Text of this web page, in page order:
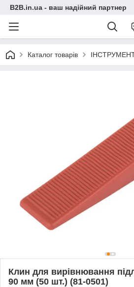
B2B.in.ua - ваш надійний партнер
Каталог товарів
Клин для вирівнювання
90 мм (50 шт.) (81-0501)